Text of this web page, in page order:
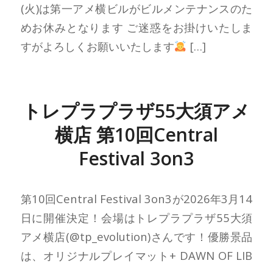
(火)は第一アメ横ビルがビルメンテナンスのた
めお休みとなります ご迷惑をお掛けいたしま
すがよろしくお願いいたします
[…]
トレプラプラザ55大須アメ
横店 第10回Central
Festival 3on3
第10回Central Festival 3on3が2026年3月14
日に開催決定！会場はトレプラプラザ55大須
アメ横店(@tp_evolution)さんです！優勝景品
は、オリジナルプレイマット+ DAWN OF LIB